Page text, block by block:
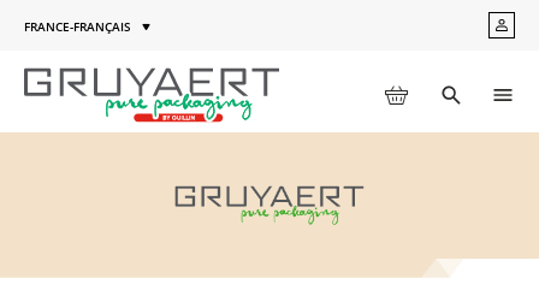
Langue
FRANCE-FRANÇAIS MON
MON PANIER
Toggle
search